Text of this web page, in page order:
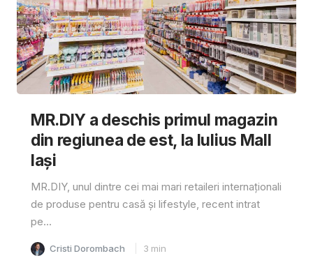
MR.DIY a deschis primul magazin
din regiunea de est, la Iulius Mall
Iași
MR.DIY, unul dintre cei mai mari retaileri internaționali
de produse pentru casă și lifestyle, recent intrat
pe...
Cristi Dorombach 3 min